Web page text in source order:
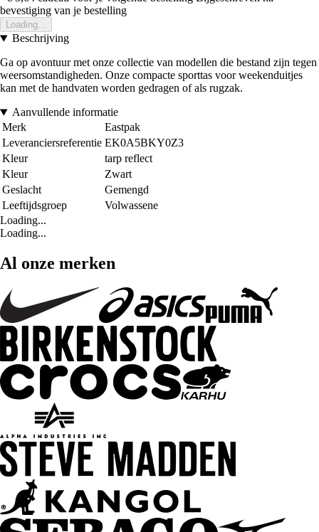
bevestiging van je bestelling
Loading...
Beschrijving
Ga op avontuur met onze collectie van modellen die bestand zijn tegen
weersomstandigheden. Onze compacte sporttas voor weekenduitjes
kan met de handvaten worden gedragen of als rugzak.
Aanvullende informatie
Merk
Eastpak
Leveranciersreferentie EK0A5BKY0Z3
Kleur
tarp reflect
Kleur
Zwart
Geslacht
Gemengd
Leeftijdsgroep
Volwassene
Loading...
Loading...
Al onze merken